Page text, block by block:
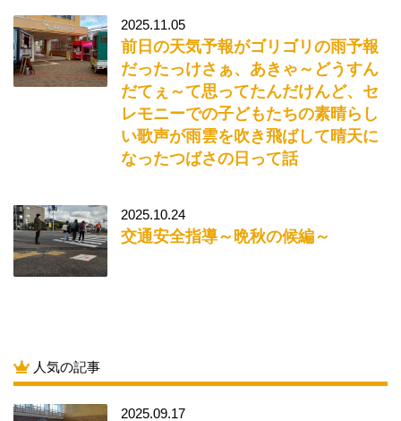
2025.11.05
前日の天気予報がゴリゴリの雨予報
だったっけさぁ、あきゃ～どうすん
だてぇ～て思ってたんだけんど、セ
レモニーでの子どもたちの素晴らし
い歌声が雨雲を吹き飛ばして晴天に
なったつばさの日って話
2025.10.24
交通安全指導～晩秋の候編～
人気の記事
2025.09.17